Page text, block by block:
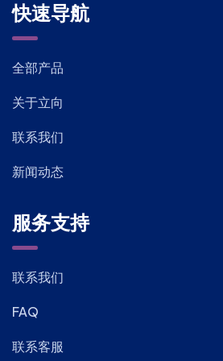
快速导航
全部产品
关于立向
联系我们
新闻动态
服务支持
联系我们
FAQ
联系客服